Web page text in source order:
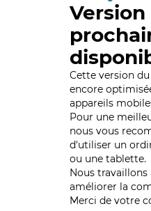
Cette version du
encore
appareils
Pour une
nous vous
d'utiliser un
ou une tablette.
Nous
améliorer la
Merci de votre